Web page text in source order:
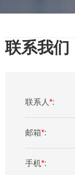
联系我们
联系人 *:
邮箱*:
手机*: